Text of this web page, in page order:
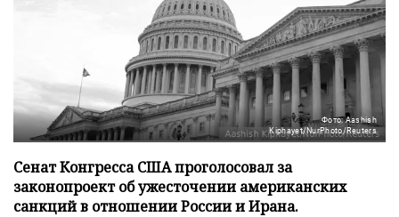
Фото: Aashish
Kiphayet/NurPhoto/Reuters
Сенат Конгресса США проголосовал за
законопроект об ужесточении американских
санкций в отношении России и Ирана.